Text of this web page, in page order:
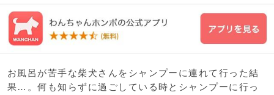
お風呂が苦手な柴犬さんをシャンプーに連れて行った結
果…。何も知らずに過ごしている時とシャンプーに行っ